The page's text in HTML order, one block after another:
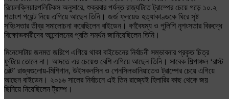
রিয়েলক্লিয়ারপলিটিকস অনুসারে, শুক্রবার পর্যন্ত রাজ্যটিতে ট্রাম্পের চেয়ে গড়ে ১০.২
শতাংশ পয়েন্ট নিয়ে এগিয়ে আছেন তিনি। জর্জ ফ্লয়েড হত্যাকাণ্ডকে ঘিরে সৃষ্ট
সহিংসতার তীব্র সমালোচনা করেছিলেন বাইডেন। বর্ণবৈষম্য ও পুলিশি নৃশংসতার বিরুদ্ধে
বিক্ষোভকারীদের আন্দোলনের প্রতি সমর্থন জানিয়েছিলেন তিনি।
মিনেসোটায় জনমত জরিপে এগিয়ে থাকা বাইডেনের নির্বাচনী সম্ভাবনার প্রকৃত চিত্র
ফুটিয়ে তোলে না। আদতে এর চেয়েও বেশি এগিয়ে আছেন তিনি। সাবেক শিল্পাঞ্চল ‘রাস্ট
বেল্ট’ রাজ্যগুলোয়-মিশিগান, উইসকনসিন ও পেনসিলভানিয়াতেও ট্রাম্পের চেয়ে এগিয়ে
আছেন বাইডেন। ২০১৬ সালের নির্বাচনে এই তিন রাজ্যেই হিলারির কাছ থেকে জয়
ছিনিয়ে নিয়েছিলেন ট্রাম্প।